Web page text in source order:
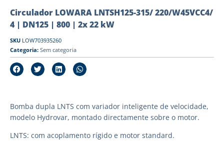
Circulador LOWARA LNTSH125-315/ 220/W45VCC4/
4 | DN125 | 800 | 2x 22 kW
SKU LOW703935260
Categoria: Sem categoria
Bomba dupla LNTS com variador inteligente de velocidade,
modelo Hydrovar, montado directamente sobre o motor.
LNTS: com acoplamento rígido e motor standard.